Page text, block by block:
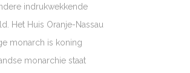
indrukwekkende
Het Huis Oranje-Nassau
monarch is koning
monarchie staat